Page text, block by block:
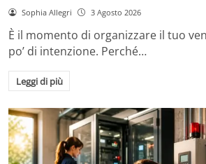
Sophia Allegri 3 Agosto 2026
È il momento di organizzare il tuo
po’ di intenzione. Perché…
Leggi di più